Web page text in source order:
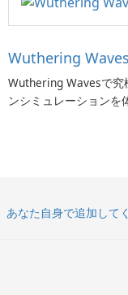
Wuthering Waves
Wuthering Wavesで究
ンシミュレーションを
あなた自身で追加して